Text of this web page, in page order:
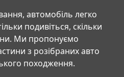
автомобіль легко
подивіться, скільки
Ми пропонуємо
з розібраних авто
походження.